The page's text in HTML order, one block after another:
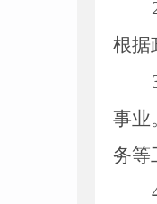
根据
事业
务等